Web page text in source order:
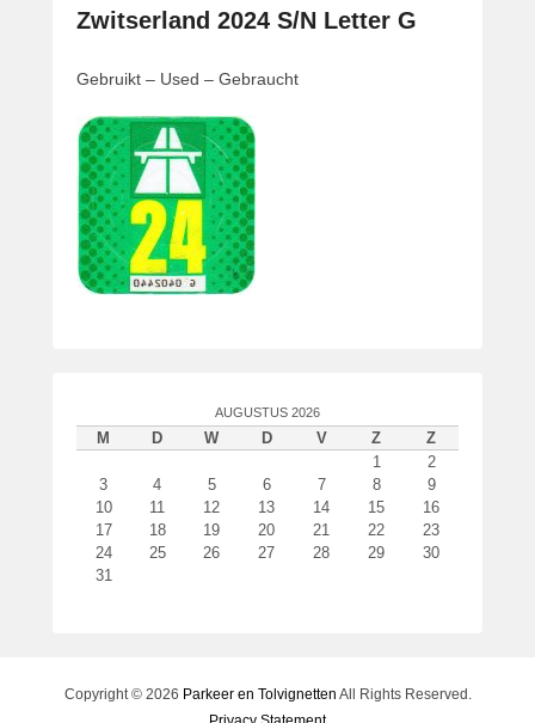
Zwitserland 2024 S/N Letter G
e
l
a
a
t
s
t
o
v
e
Gebruikt – Used – Gebraucht
AUGUSTUS 2026
M D W D V Z
Z
1
2
3
4 5 6 7 8
9
10
11 12 13 14 15
16
17
18 19 20 21 22
23
24
25 26 27 28 29
30
31
Copyright © 2026 Parkeer en Tolvignetten All Rights Reserved.